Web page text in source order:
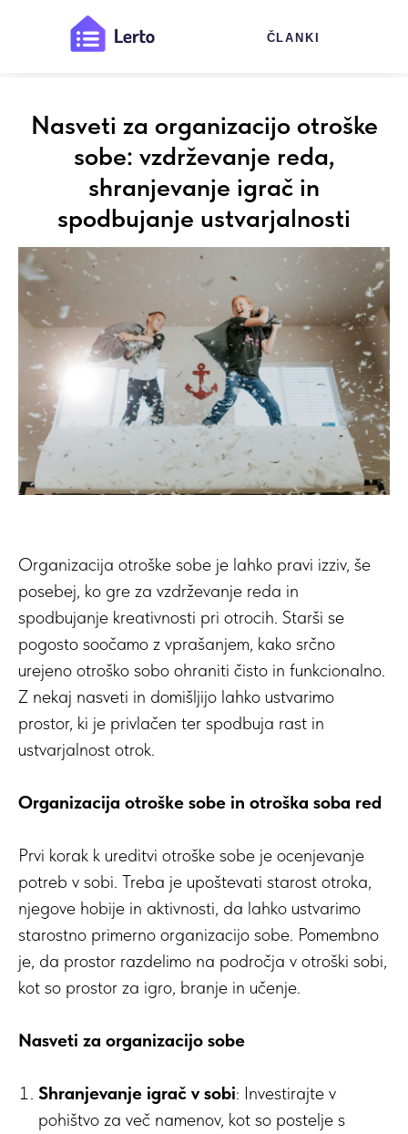
ČLANKI
Nasveti za organizacijo otroške
sobe: vzdrževanje reda,
shranjevanje igrač in
spodbujanje ustvarjalnosti
Organizacija otroške sobe je lahko pravi izziv, še
posebej, ko gre za vzdrževanje reda in
spodbujanje kreativnosti pri otrocih. Starši se
pogosto soočamo z vprašanjem, kako srčno
urejeno otroško sobo ohraniti čisto in funkcionalno.
Z nekaj nasveti in domišljijo lahko ustvarimo
prostor, ki je privlačen ter spodbuja rast in
ustvarjalnost otrok.
Organizacija otroške sobe in otroška soba red
Prvi korak k ureditvi otroške sobe je ocenjevanje
potreb v sobi. Treba je upoštevati starost otroka,
njegove hobije in aktivnosti, da lahko ustvarimo
starostno primerno organizacijo sobe. Pomembno
je, da prostor razdelimo na področja v otroški sobi,
kot so prostor za igro, branje in učenje.
Nasveti za organizacijo sobe
Shranjevanje igrač v sobi: Investirajte v
pohištvo za več namenov, kot so postelje s